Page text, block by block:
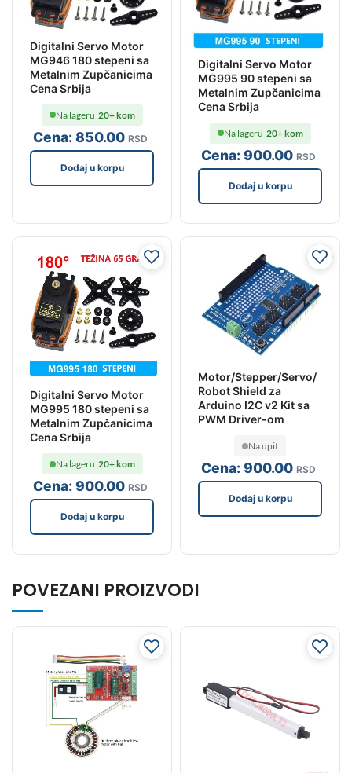
Digitalni Servo Motor
MG946 180 stepeni sa
Metalnim Zupčanicima
Cena Srbija
Cena:850.00 RSD
Na lageru 20+ kom
Dodaj u korpu
Digitalni Servo Motor
MG995 90 stepeni sa
Metalnim Zupčanicima
Cena Srbija
Cena:900.00 RSD
Na lageru 20+ kom
Dodaj u korpu
Digitalni Servo Motor
MG995 180 stepeni sa
Metalnim Zupčanicima
Cena Srbija
Cena:900.00 RSD
Na lageru 20+ kom
Dodaj u korpu
Motor/Stepper/Servo/
Robot Shield za
Arduino I2C v2 Kit sa
PWM Driver-om
Cena:900.00 RSD
Na upit
Dodaj u korpu
POVEZANI PROIZVODI